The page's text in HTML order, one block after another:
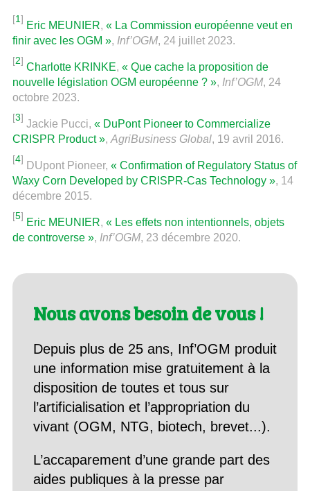
[1]
Eric MEUNIER, « La Commission européenne veut en
finir avec les OGM », Inf’OGM, 24 juillet 2023.
[2]
Charlotte KRINKE, « Que cache la proposition de
nouvelle législation OGM européenne ? », Inf’OGM, 24
octobre 2023.
[3]
Jackie Pucci, « DuPont Pioneer to Commercialize
CRISPR Product », AgriBusiness Global, 19 avril 2016.
[4]
DUpont Pioneer, « Confirmation of Regulatory Status of
Waxy Corn Developed by CRISPR-Cas Technology », 14
décembre 2015.
[5]
Eric MEUNIER, « Les effets non intentionnels, objets
de controverse », Inf’OGM, 23 décembre 2020.
Nous avons besoin de vous !
Depuis plus de 25 ans, Inf’OGM produit
une information mise gratuitement à la
disposition de toutes et tous sur
l’artificialisation et l’appropriation du
vivant (OGM, NTG, biotech, brevet...).
L’accaparement d’une grande part des
aides publiques à la presse par